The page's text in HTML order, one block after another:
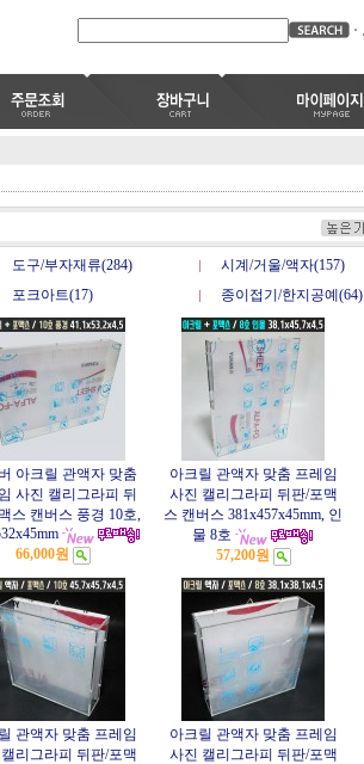
도구/부자재류(284) 시계/거울/액자(157)
포크아트(17) 종이접기/한지공예(64)
아크릴 관액자 맞춤
사진 캘리그라피 뒤
스 캔버스 풍경 10호,
66,000원
아크릴 관액자 맞춤 프레임
사진 캘리그라피 뒤판/포맥
스 캔버스 381x457x45mm, 인
물 8호
57,200원
관액자 맞춤 프레임
리그라피 뒤판/포맥
아크릴 관액자 맞춤 프레임
사진 캘리그라피 뒤판/포맥